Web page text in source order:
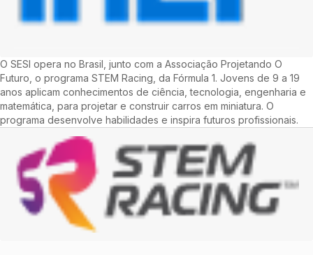
O SESI opera no Brasil, junto com a Associação Projetando O
Futuro, o programa STEM Racing, da Fórmula 1. Jovens de 9 a 19
anos aplicam conhecimentos de ciência, tecnologia, engenharia e
matemática, para projetar e construir carros em miniatura. O
programa desenvolve habilidades e inspira futuros profissionais.